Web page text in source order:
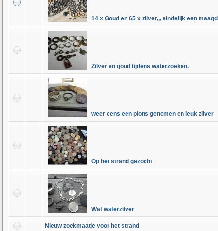
14 x Goud en 65 x zilver,,, eindelijk een
Zilver en goud tijdens waterzoeken.
weer eens een plons genomen en leuk zilver
Op het strand gezocht
Wat waterzilver
Nieuw zoekmaatje voor het strand